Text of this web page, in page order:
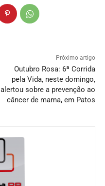
Próximo artigo
Outubro Rosa: 6ª Corrida
pela Vida, neste domingo,
alertou sobre a prevenção ao
câncer de mama, em Patos